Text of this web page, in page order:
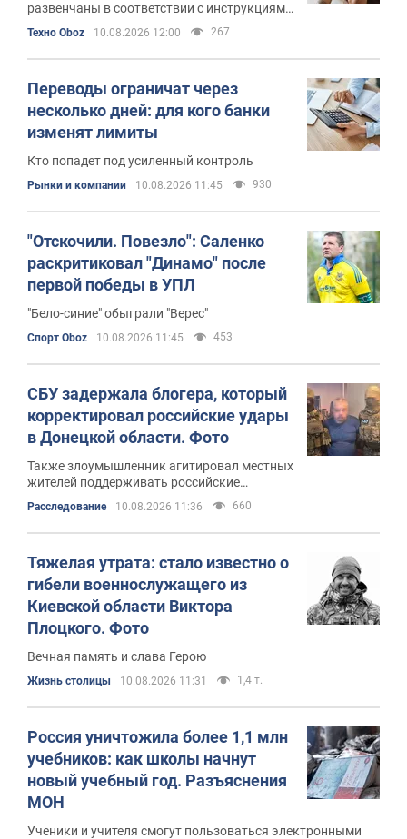
развенчаны в соответствии с инструкциями
Техно Oboz 10.08.2026 12:00 267
Переводы ограничат через
несколько дней: для кого банки
изменят лимиты
Кто попадет под усиленный контроль
Рынки и компании 10.08.2026 11:45 930
"Отскочили. Повезло": Саленко
раскритиковал "Динамо" после
первой победы в УПЛ
"Бело-синие" обыграли "Верес"
Спорт Oboz 10.08.2026 11:45 453
СБУ задержала блогера, который
корректировал российские удары
в Донецкой области. Фото
Также злоумышленник агитировал местных
жителей поддерживать российские
Расследование 10.08.2026 11:36 660
Тяжелая утрата: стало известно о
гибели военнослужащего из
Киевской области Виктора
Плоцкого. Фото
Вечная память и слава Герою
Жизнь столицы 10.08.2026 11:31 1,4 т.
Россия уничтожила более 1,1 млн
учебников: как школы начнут
новый учебный год. Разъяснения
МОН
Ученики и учителя смогут пользоваться электронными